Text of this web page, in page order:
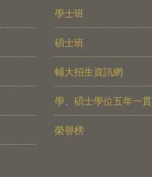
學士班
碩士班
輔大招生資訊網
學、碩士學位五年一貫
榮譽榜